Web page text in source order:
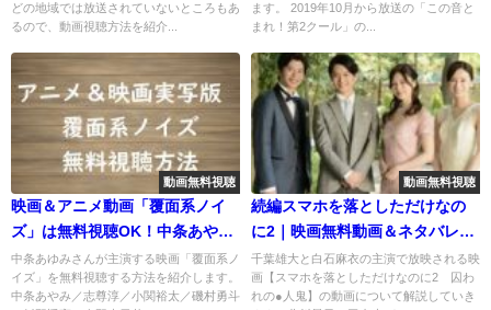
どの地域では放送されていないところもあ
るので、動画視聴方法を紹介...
ます。 2019年10月から放送の「この音と
まれ！第2クール」の...
動画無料視聴
映画＆アニメ動画「覆面系ノイ
ズ」は無料視聴OK！中条あやみ
主演映画をすぐに見る！
中条あゆみさんが主演する映画「覆面系ノ
イズ」を無料視聴する方法を紹介します。
中条あやみ／志尊淳／小関裕太／磯村勇斗
動画無料視聴
続編スマホを落としただけなの
に2｜映画無料動画＆ネタバレ！
白石麻衣主演
千葉雄大と白石麻衣の主演で放映される映
画【スマホを落としただけなのに2 囚わ
れの●人鬼】の動画について解説していき